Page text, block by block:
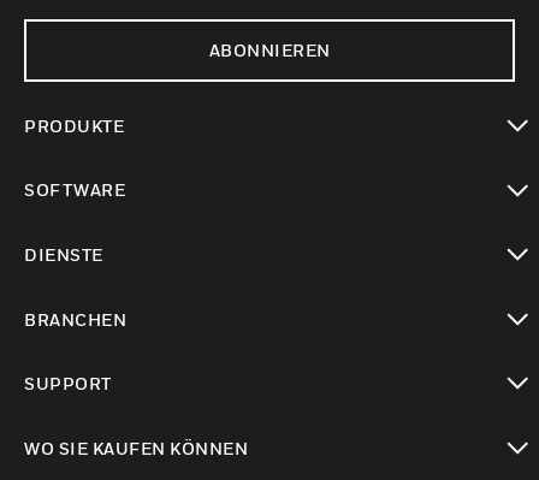
ABONNIEREN
PRODUKTE
SOFTWARE
DIENSTE
BRANCHEN
SUPPORT
WO SIE KAUFEN KÖNNEN